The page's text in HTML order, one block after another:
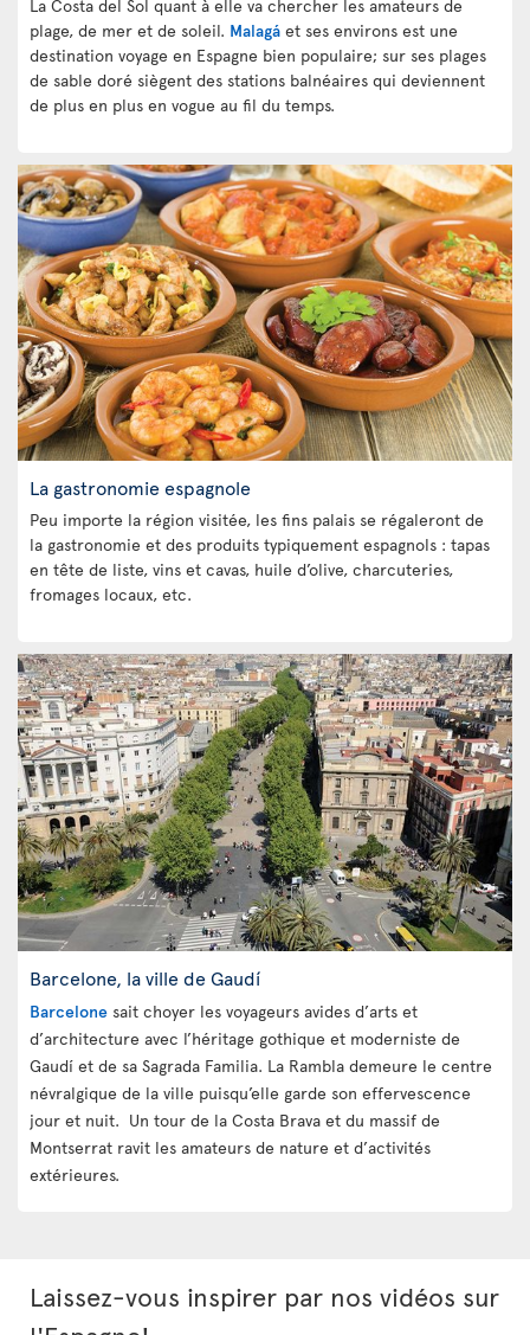
La Costa del Sol quant à elle va chercher les amateurs de
plage, de mer et de soleil. Malagá et ses environs est une
destination voyage en Espagne bien populaire; sur ses plages
de sable doré siègent des stations balnéaires qui deviennent
de plus en plus en vogue au fil du temps.
La gastronomie espagnole
Peu importe la région visitée, les fins palais se régaleront de
la gastronomie et des produits typiquement espagnols : tapas
en tête de liste, vins et cavas, huile d’olive, charcuteries,
fromages locaux, etc.
Barcelone, la ville de Gaudí
Barcelone sait choyer les voyageurs avides d’arts et
d’architecture avec l’héritage gothique et moderniste de
Gaudí et de sa Sagrada Familia. La Rambla demeure le centre
névralgique de la ville puisqu’elle garde son effervescence
jour et nuit. Un tour de la Costa Brava et du massif de
Montserrat ravit les amateurs de nature et d’activités
extérieures.
Laissez-vous inspirer par nos vidéos sur